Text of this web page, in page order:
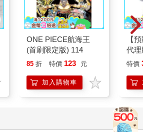
ONE PIECE航海王
(首刷限定版) 114
85 折 特價 123 元
加入購物車
【
代
限
特價